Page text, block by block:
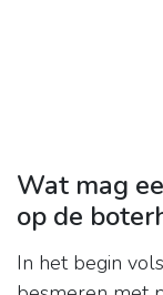
Wat mag
op de
In het begin